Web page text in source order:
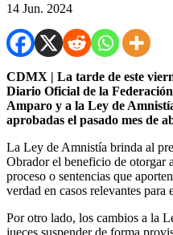
14 Jun. 2024
CDMX | La tarde de este
Diario Oficial de la
Amparo y a la Ley de
aprobadas el pasado mes de
La Ley de Amnistía brinda al
Obrador el beneficio de otorgar
proceso o sentencias que
verdad en casos relevantes para
Por otro lado, los cambios a la
jueces suspender de forma